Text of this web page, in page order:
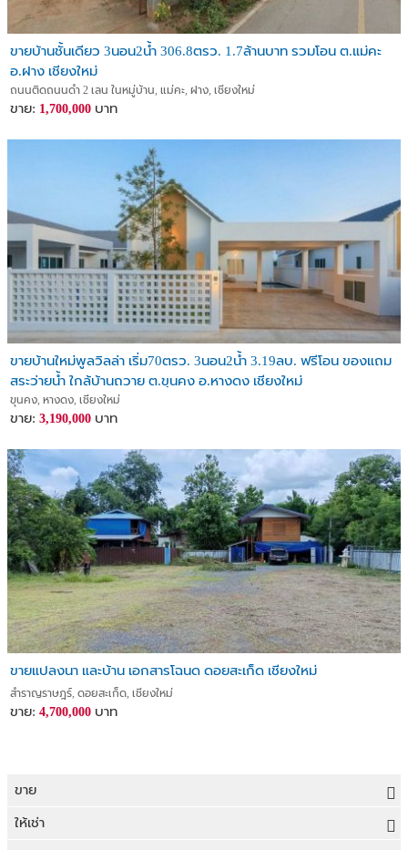
ขายบ้านชั้นเดียว 3นอน2น้ำ 306.8ตรว. 1.7ล้านบาท รวมโอน ต.แม่คะ
อ.ฝาง เชียงใหม่
ถนนติดถนนดำ 2 เลน ในหมู่บ้าน, แม่คะ, ฝาง, เชียงใหม่
ขาย: 1,700,000 บาท
ขายบ้านใหม่พูลวิลล่า เริ่ม70ตรว. 3นอน2น้ำ 3.19ลบ. ฟรีโอน ของแถม
สระว่ายน้ำ ใกล้บ้านถวาย ต.ขุนคง อ.หางดง เชียงใหม่
ขุนคง, หางดง, เชียงใหม่
ขาย: 3,190,000 บาท
ขายแปลงนา และบ้าน เอกสารโฉนด ดอยสะเก็ด เชียงใหม่
สำราญราษฎร์, ดอยสะเก็ด, เชียงใหม่
ขาย: 4,700,000 บาท
ขาย
ขายที่ดิน
ให้เช่า